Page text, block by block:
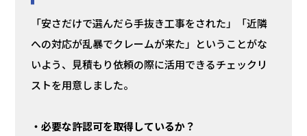
「安さだけで選んだら手抜き工事をされた」「近隣
への対応が乱暴でクレームが来た」ということがな
いよう、見積もり依頼の際に活用できるチェックリ
ストを用意しました。
・必要な許認可を取得しているか？